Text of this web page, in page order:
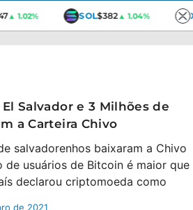
▲ 1.02% SOL$382▲ 1.04%
Salvador e 3 Milhões de
a Carteira Chivo
salvadorenhos baixaram a Chivo
de usuários de Bitcoin é maior que
declarou criptomoeda como
de 2021